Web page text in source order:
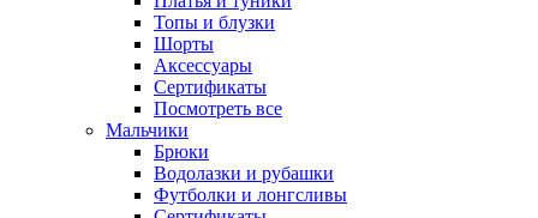
Топы и блузки
Шорты
Аксессуары
Сертификаты
Посмотреть все
Мальчики
Брюки
Водолазки и рубашки
Футболки и лонгсливы